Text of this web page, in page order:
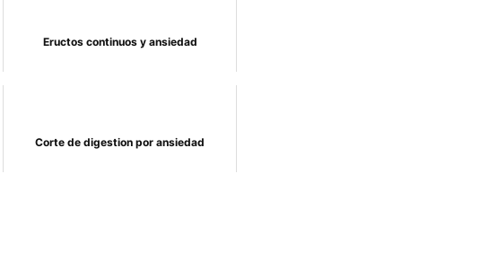
Eructos continuos y ansiedad
Corte de digestion por ansiedad